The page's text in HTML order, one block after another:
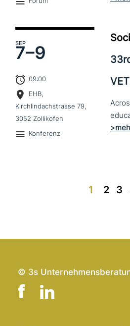
SEP
7–9
09:00
EHB,
Kirchlindachstrasse 79,
3052 Zollikofen
Konferenz
1 2 3
© 3s